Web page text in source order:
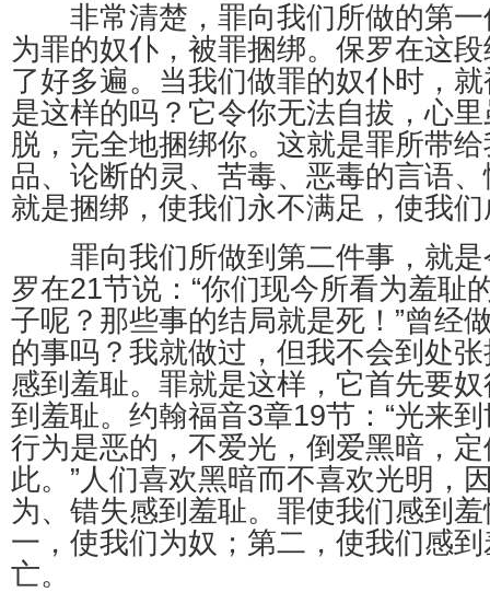
非常清楚，罪向我们所做的第一
为罪的奴仆，被罪捆绑。保罗在这
了好多遍。当我们做罪的奴仆时，
是这样的吗？它令你无法自拔，心
脱，完全地捆绑你。这就是罪所带
品、论断的灵、苦毒、恶毒的言语
就是捆绑，使我们永不满足，使我
罪向我们所做到第二件事，就是
罗在21节说：“你们现今所看为羞耻
子呢？那些事的结局就是死！”曾经
的事吗？我就做过，但我不会到处
感到羞耻。罪就是这样，它首先要
到羞耻。约翰福音3章19节：“光来
行为是恶的，不爱光，倒爱黑暗，
此。”人们喜欢黑暗而不喜欢光明，
为、错失感到羞耻。罪使我们感到
一，使我们为奴；第二，使我们感
亡。